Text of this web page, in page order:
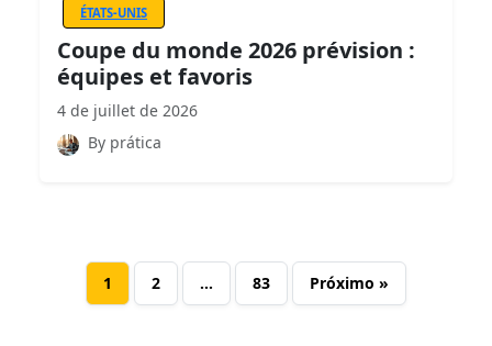
ÉTATS-UNIS
Coupe du monde 2026 prévision :
équipes et favoris
4 de juillet de 2026
By prática
1 2 … 83 Próximo »